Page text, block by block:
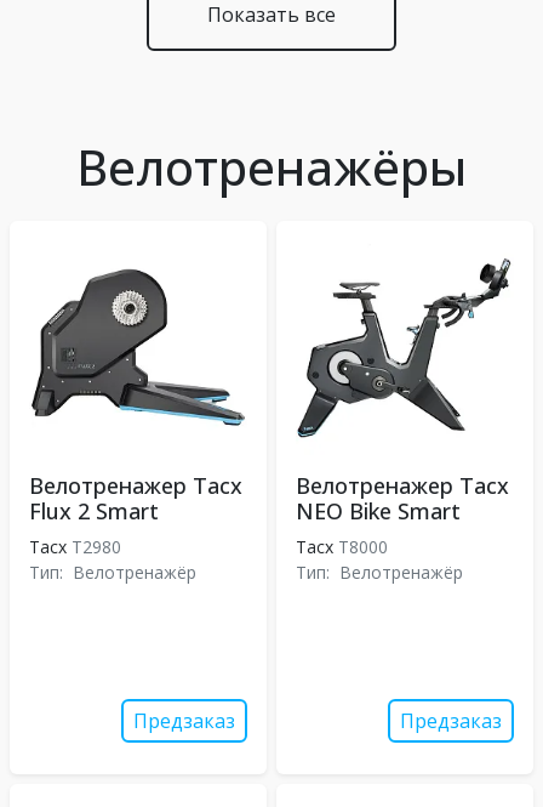
Показать все
Велотренажёры
Велотренажер Tacx
Flux 2 Smart
Tacx T2980
Тип: Велотренажёр
Предзаказ
Велотренажер Tacx
NEO Bike Smart
Tacx T8000
Тип: Велотренажёр
Предзаказ